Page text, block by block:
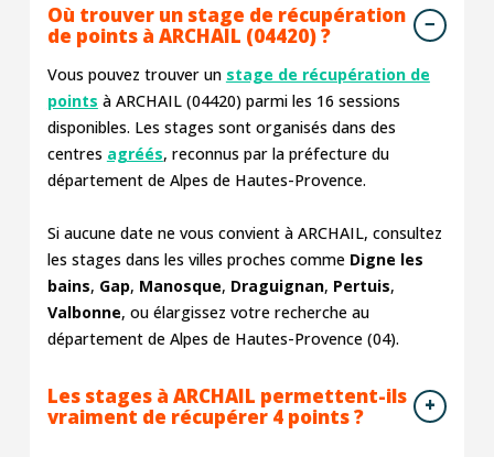
Où trouver un stage de récupération
de points à ARCHAIL (04420) ?
Vous pouvez trouver un stage de récupération de
points à ARCHAIL (04420) parmi les 16sessions
disponibles. Les stages sont organisés dans des
centres agréés, reconnus par la préfecture du
département de Alpes de Hautes-Provence.
Si aucune date ne vous convient à ARCHAIL, consultez
les stages dans les villes proches comme Digne les
bains, Gap, Manosque, Draguignan, Pertuis,
Valbonne, ou élargissez votre recherche au
département de Alpes de Hautes-Provence (04).
Les stages à ARCHAIL permettent-ils
vraiment de récupérer 4 points ?